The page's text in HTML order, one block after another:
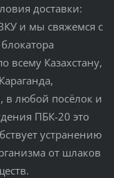
доставки:
и мы свяжемся с
всему Казахстану,
в любой посёлок и
ПБК-20 это
устранению
от шлаков